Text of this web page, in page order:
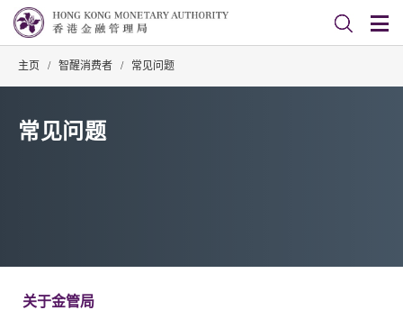
主页 / 智醒消费者 / 常见问题
常见问题
关于金管局